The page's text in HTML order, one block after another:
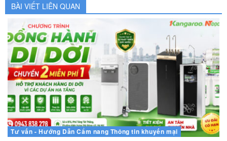
BÀI VIẾT LIÊN QUAN
Tư vấn - Hướng Dẫn Cẩm nang Thông tin khuyến mại